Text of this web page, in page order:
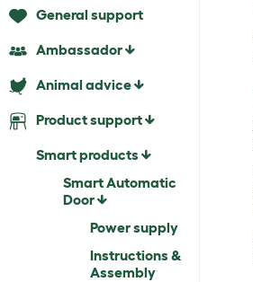
General support
Ambassador
Animal advice
Product support
Smart products
Smart Automatic
Door
Power supply
Instructions &
Assembly